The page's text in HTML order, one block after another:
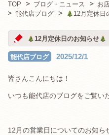
TOP ブログ・ニュース
お
能代店ブログ
12月定休日
12月定休日のお知らせ
能代店ブログ 2025/12/1
皆さんこんにちは！
いつも能代店のブログをご覧い
12月の営業日についてのお知ら